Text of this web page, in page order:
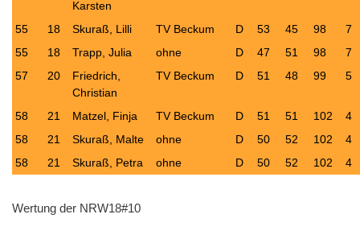
Karsten
55
18 Skuraß, Lilli TV Beckum D 53 45 98
7
55
18 Trapp, Julia ohne D 47 51 98
7
57
20
Friedrich,
Christian
TV Beckum D 51 48 99 5
58 21 Matzel, Finja TV Beckum D 51 51 102
4
58
21 Skuraß, Malte ohne D 50 52 102
4
58
21 Skuraß, Petra ohne D 50 52 102 4
Wertung der NRW18#10